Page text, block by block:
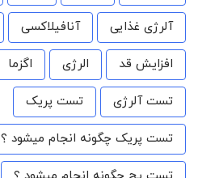
آلرژی غذایی آنافیلاکسی
افزایش قد الرژی اگزما
تست آلرژی تست پریک
تست پریک چگونه انجام میشود ؟